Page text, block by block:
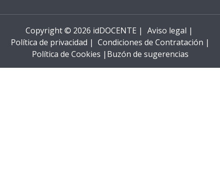
Copyright © 2026 idDOCENTE | Aviso legal |
Política de privacidad | Condiciones de Contratación |
Política de Cookies | Buzón de sugerencias